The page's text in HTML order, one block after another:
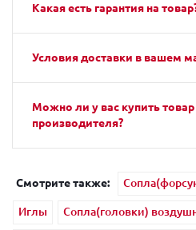
Какая есть гарантия на
Условия доставки в вашем
Можно ли у вас купить
производителя?
Смотрите также:
Иглы
Сопла(головки)